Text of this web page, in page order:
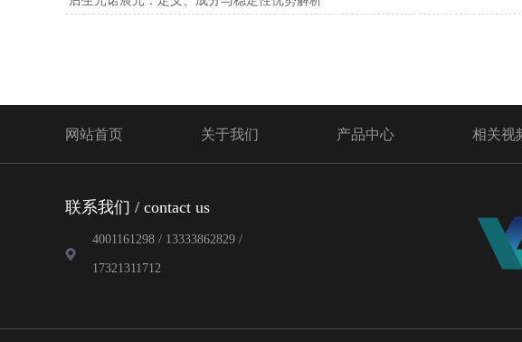
网站首页 关于我们 产品中心 相关视
联系我们 / contact us
4001161298 / 13333862829 /
17321311712